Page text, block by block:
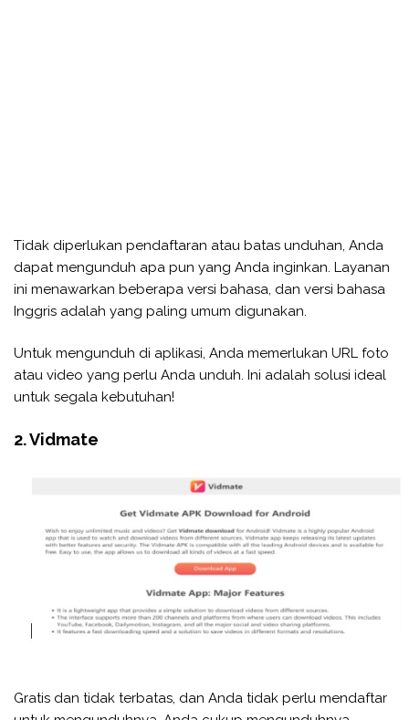
Tidak diperlukan pendaftaran atau batas unduhan, Anda
dapat mengunduh apa pun yang Anda inginkan. Layanan
ini menawarkan beberapa versi bahasa, dan versi bahasa
Inggris adalah yang paling umum digunakan.
Untuk mengunduh di aplikasi, Anda memerlukan URL foto
atau video yang perlu Anda unduh. Ini adalah solusi ideal
untuk segala kebutuhan!
2. Vidmate
Gratis dan tidak terbatas, dan Anda tidak perlu mendaftar